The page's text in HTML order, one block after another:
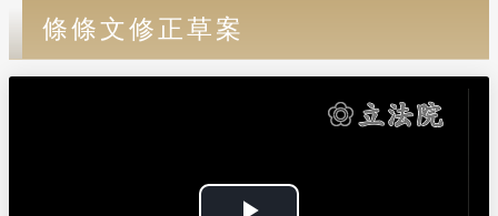
條條文修正草案